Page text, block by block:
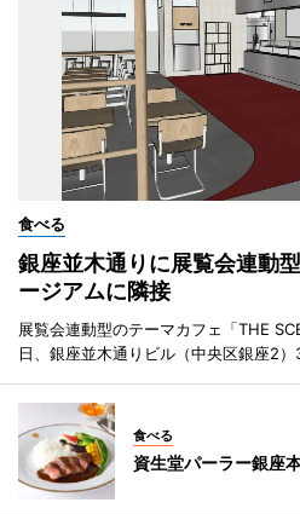
食べる
銀座並木通りに展覧会連動
ージアムに隣接
展覧会連動型のテーマカフェ「THE
日、銀座並木通りビル（中央区銀座2）
食べる
資生堂パーラー銀座